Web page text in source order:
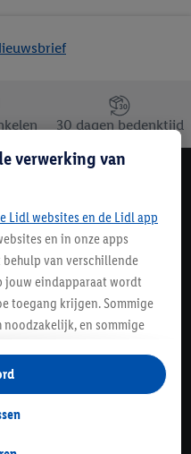
klant
30 dagen bedenktijd
in
verwerking van
Lidl websites en de Lidl app
en in onze apps
van verschillende
jouw eindapparaat wordt
toegang krijgen. Sommige
en sommige
verzamelen en
tonen van
buiten de Lidl-diensten.